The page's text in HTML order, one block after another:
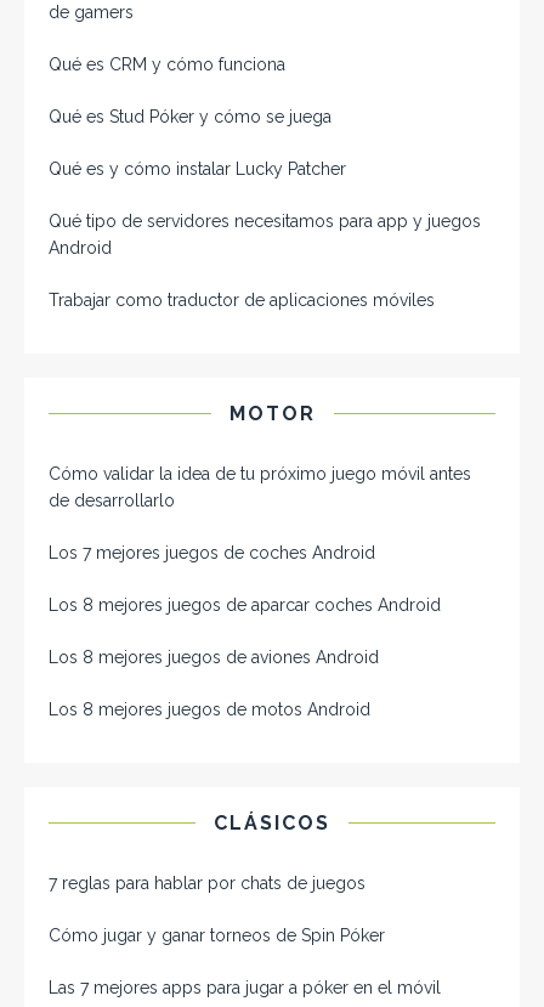
de gamers
Qué es CRM y cómo funciona
Qué es Stud Póker y cómo se juega
Qué es y cómo instalar Lucky Patcher
Qué tipo de servidores necesitamos para app y juegos
Android
Trabajar como traductor de aplicaciones móviles
MOTOR
Cómo validar la idea de tu próximo juego móvil antes
de desarrollarlo
Los 7 mejores juegos de coches Android
Los 8 mejores juegos de aparcar coches Android
Los 8 mejores juegos de aviones Android
Los 8 mejores juegos de motos Android
CLÁSICOS
7 reglas para hablar por chats de juegos
Cómo jugar y ganar torneos de Spin Póker
Las 7 mejores apps para jugar a póker en el móvil